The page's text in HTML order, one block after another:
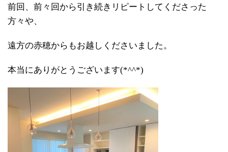
前回、前々回から引き続きリピートしてくださった
方々や、
遠方の赤穂からもお越しくださいました。
本当にありがとうございます(*^^*)